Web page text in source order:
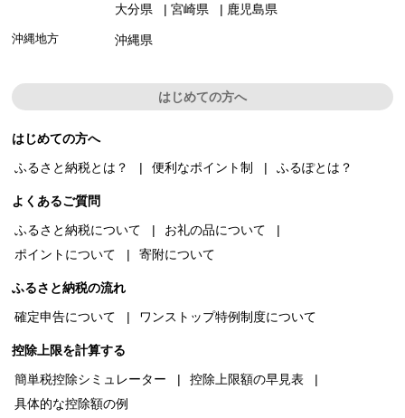
大分県
宮崎県 鹿児島県
沖縄地方 沖縄県
はじめての方へ
はじめての方へ
ふるさと納税とは？
便利なポイント制 ふるぽとは？
よくあるご質問
ふるさと納税について
お礼の品について
ポイントについて
寄附について
ふるさと納税の流れ
確定申告について
ワンストップ特例制度について
控除上限を計算する
簡単税控除シミュレーター
控除上限額の早見表
具体的な控除額の例